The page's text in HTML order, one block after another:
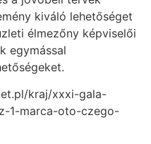
kiváló lehetőséget
élmezőny képviselői
egymással
kraj/xxxi-gala-
1-marca-oto-czego-